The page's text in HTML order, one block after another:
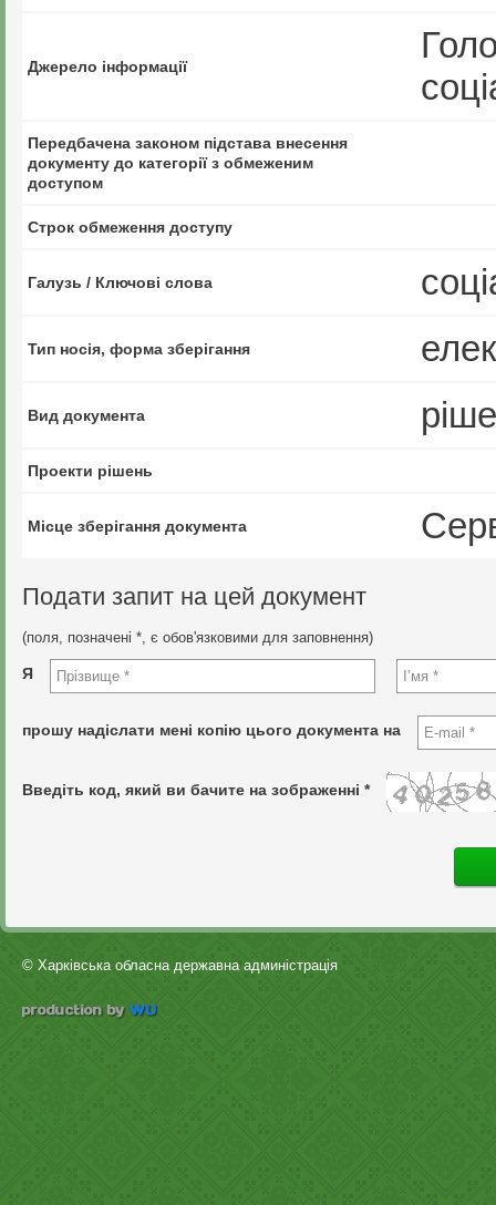
Джерело інформації
Передбачена законом підстава внесення
документу до категорії з обмеженим
доступом
Строк обмеження доступу
Галузь / Ключові слова
Тип носія, форма зберігання
Вид документа
Проекти рішень
Місце зберігання документа
Подати запит на цей документ
(поля, позначені *, є обов'язковими для заповнення)
Я
прошу надіслати мені копію цього документа на
Введіть код, який ви бачите на зображенні *
© Харківська обласна державна админістрація